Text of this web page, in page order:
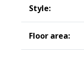
Style:
Floor area: